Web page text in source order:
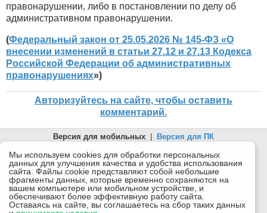
правонарушении, либо в постановлении по делу об
административном правонарушении.
(Федеральный закон от 25.05.2026 № 145-ФЗ «О
внесении изменений в статьи 27.12 и 27.13 Кодекса
Российской Федерации об административных
правонарушениях»)
Авторизуйтесь на сайте, чтобы оставить
комментарий.
Версия для мобильных
Версия для ПК
© 2026 Беломорканал Северодвинск tv29.ru
Joomla!is Free Software released under the GNU General Public
License.
Mobile version byMobile Joomla!
Desktop Version
Мы используем cookies для обработки персональных
данных для улучшения качества и удобства использования
сайта. Файлы cookie представляют собой небольшие
фрагменты данных, которые временно сохраняются на
вашем компьютере или мобильном устройстве, и
обеспечивают более эффективную работу сайта.
Оставаясь на сайте, вы соглашаетесь на сбор таких данных